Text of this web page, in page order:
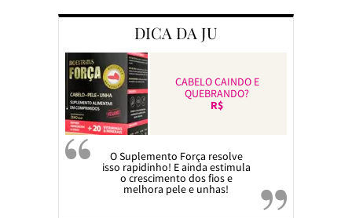
DICA DA JU
CABELO CAINDO E
QUEBRANDO?
R$
O Suplemento Força resolve
isso rapidinho! E ainda estimula
o crescimento dos fios e
melhora pele e unhas!